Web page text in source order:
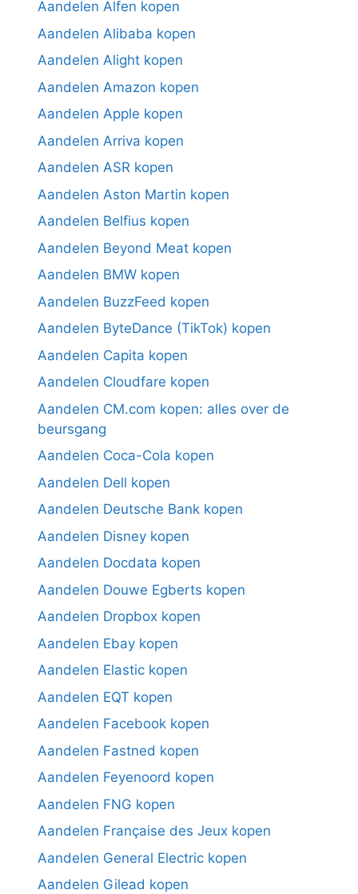
Aandelen Alfen kopen
Aandelen Alibaba kopen
Aandelen Alight kopen
Aandelen Amazon kopen
Aandelen Apple kopen
Aandelen Arriva kopen
Aandelen ASR kopen
Aandelen Aston Martin kopen
Aandelen Belfius kopen
Aandelen Beyond Meat kopen
Aandelen BMW kopen
Aandelen BuzzFeed kopen
Aandelen ByteDance (TikTok) kopen
Aandelen Capita kopen
Aandelen Cloudfare kopen
Aandelen CM.com kopen: alles over de
beursgang
Aandelen Coca-Cola kopen
Aandelen Dell kopen
Aandelen Deutsche Bank kopen
Aandelen Disney kopen
Aandelen Docdata kopen
Aandelen Douwe Egberts kopen
Aandelen Dropbox kopen
Aandelen Ebay kopen
Aandelen Elastic kopen
Aandelen EQT kopen
Aandelen Facebook kopen
Aandelen Fastned kopen
Aandelen Feyenoord kopen
Aandelen FNG kopen
Aandelen Française des Jeux kopen
Aandelen General Electric kopen
Aandelen Gilead kopen